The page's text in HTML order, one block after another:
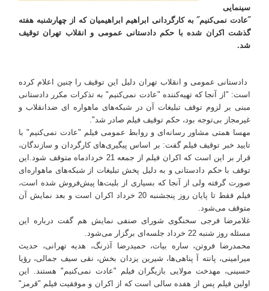
سینمایی
˝عادت نمی‌کنیم˝ به کارگردانی ابراهیم ابراهیمیان که از چهارشنبه هفته
گذشت اکران شده با حکم دادستانی عمومی و انقلاب تهران توقیف
شد.
دادستانی عمومی و انقلاب تهران دلیل این توقیف را چنین اعلام کرده
است: "از آنجا که تهیه‌کننده "عادت نمی‌کنیم" به تذکرات مکرر دادستانی
مبنی بر لزوم توقف تبلیغات آن در شبکه‌های ماهواره ای ضدانقلاب و
غیرمجاز بی‌توجه بود،‌ حکم توقیف فیلم صادر شد".
مهسا همتی مشاور رسانه‌ای و روابط عمومی فیلم "عادت نمی‌کنیم" با
تایید خبر توقیف فیلم گفت: بر اساس پیگیری‌های کارگردان و سازندگان،
قرار بر این است که اکران فیلم از جمعه 21 خردادماه متوقف ‌شود.این
توقف با حکم دادستانی و به دلیل پخش تبلیغات از شبکه‌های ماهواره‌ای
صورت گرفته ولی از آنجا که بسیاری از بلیت‌ها پیش‌فروش شده است،
فیلم فقط تا پایان روز پنجشنبه 20 خرداد اکران است و بعد نمایش آن
متوقف می‌شود.
غلامرضا فرجی سخنگوی شورای‌ صنفی نمایش هم گفت درباره این
مسئله روز شنبه 22 خرداد جلسه‌ای برگزار می‌شود.
محمدرضا فروتن، ساره بیات، حمیدرضا آذرنگ، هدیه تهرانی، حدیث
میرامینی، پانته آ پناهی‌ها، شیرین یزدان بخش، نقی سیف جمالی، رؤیا
حسینی، مهدخت مولایی بازیگران فیلم "عادت نمی‌کنیم" هستند. این
اولین فیلم پس از هفده سالی است که از اکران و موفقیت فیلم "قرمز"